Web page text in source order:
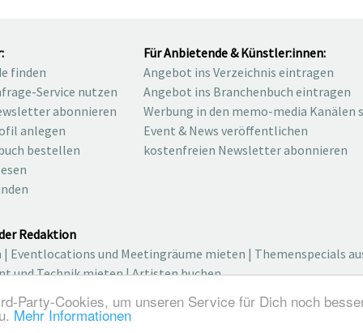
Party-Cookies, um unseren Service für Dich noch
Mehr Informationen
finden
Service nutzen
abonnieren
anlegen
bestellen
Für Anbietende & Künstler:innen:
Angebot ins Verzeichnis eintragen
Angebot ins Branchenbuch eintragen
Werbung in den memo-media Kanälen
Event & News veröffentlichen
kostenfreien Newsletter abonnieren
Redaktion
| Eventlocations und Meetingräume mieten | Themenspecials
und Technik mieten|Artisten buchen
GmbH / We connect the event industry / Medienvielfalt für die